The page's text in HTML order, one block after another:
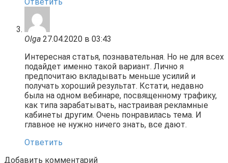
Olga 27.04.2020 в 03:43
Интересная статья, познавательная. Но не для всех
подайдет именно такой вариант. Лично я
предпочитаю вкладывать меньше усилий и
получать хороший результат. Кстати, недавно
была на одном вебинаре, посвященному трафику,
как типа зарабатывать, настраивая рекламные
кабинеты другим. Очень понравилась тема. И
главное не нужно ничего знать, все дают.
Ответить
Добавить комментарий